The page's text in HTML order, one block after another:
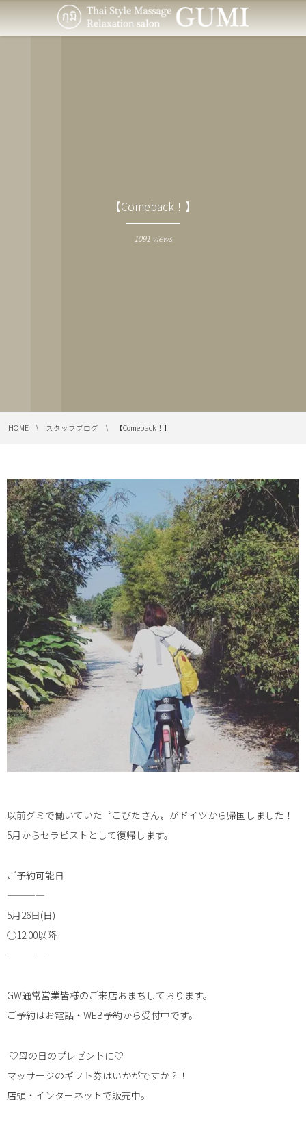
【Comeback︎！】
1091 views
HOME スタッフブログ 【Comeback︎！】
以前グミで働いていた〝こびたさん〟がドイツから帰国しました！
5月からセラピストとして復帰します。
ご予約可能日
————
5月26日(日)
◯12:00以降
————
GW通常営業皆様のご来店おまちしております。
ご予約はお電話・WEB予約から受付中です。
︎ ♡母の日のプレゼントに♡
マッサージのギフト券はいかがですか？！
店頭・インターネットで販売中。